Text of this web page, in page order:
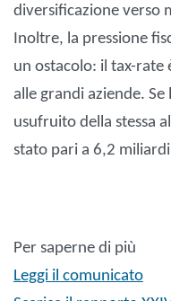
diversificazione verso
Inoltre, la pressione
un ostacolo: il tax-
alle grandi aziende.
usufruito della stessa
stato pari a 6,2
Per saperne di più
Leggi il comunicato